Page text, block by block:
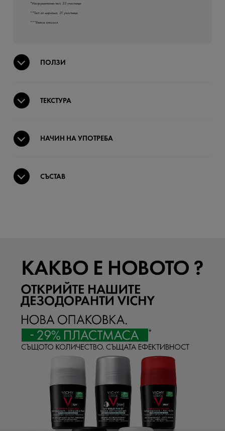
*Инструментален тест, 33 участници.
**Тест за миризма, 21 участници.
***Етилов алкохол.
ПОЛЗИ
ТЕКСТУРА
НАЧИН НА УПОТРЕБА
СЪСТАВ